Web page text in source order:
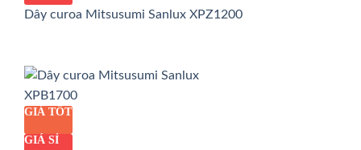
Dây curoa Mitsusumi Sanlux XPZ1200
GIÁ TỐT
GIÁ SỈ